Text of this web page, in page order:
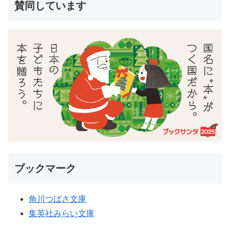
賛同しています
ブックマーク
角川つばさ文庫
集英社みらい文庫